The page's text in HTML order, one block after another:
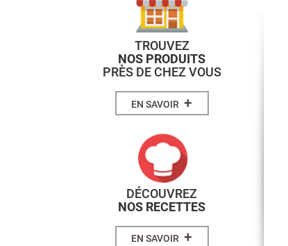
TROUVEZ
NOS PRODUITS
PRÈS DE CHEZ VOUS
EN SAVOIR +
DÉCOUVREZ
NOS RECETTES
EN SAVOIR +